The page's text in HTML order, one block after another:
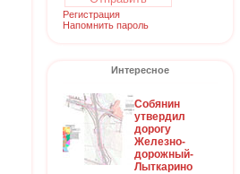
Регистрация
Напомнить пароль
Интересное
Собянин
утвердил
дорогу
Железно-
дорожный-
Лыткарино